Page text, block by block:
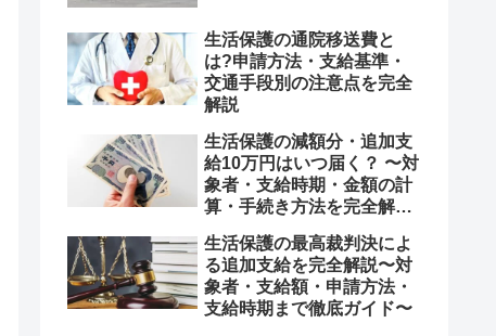
生活保護の通院移送費と
は?申請方法・支給基準・
交通手段別の注意点を完全
解説
生活保護の減額分・追加支
給10万円はいつ届く？ 〜対
象者・支給時期・金額の計
算・手続き方法を完全解
生活保護の最高裁判決によ
る追加支給を完全解説〜対
象者・支給額・申請方法・
支給時期まで徹底ガイド〜